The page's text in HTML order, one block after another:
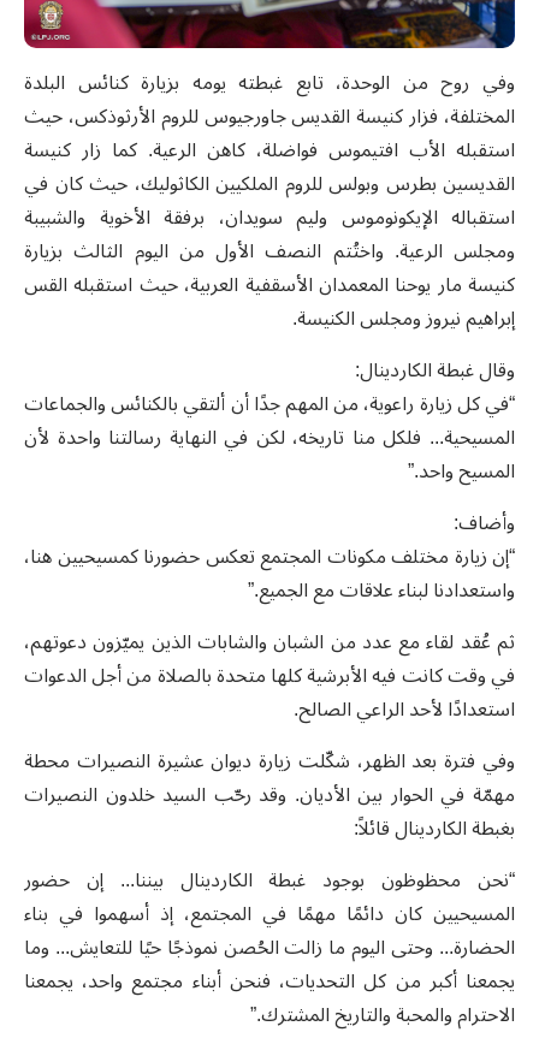
وفي روح من الوحدة، تابع غبطته يومه بزيارة كنائس البلدة
المختلفة، فزار كنيسة القديس جاورجيوس للروم الأرثوذكس، حيث
استقبله الأب افتيموس فواضلة، كاهن الرعية. كما زار كنيسة
القديسين بطرس وبولس للروم الملكيين الكاثوليك، حيث كان في
استقباله الإيكونوموس وليم سويدان، برفقة الأخوية والشبيبة
ومجلس الرعية. واختُتم النصف الأول من اليوم الثالث بزيارة
كنيسة مار يوحنا المعمدان الأسقفية العربية، حيث استقبله القس
إبراهيم نيروز ومجلس الكنيسة.
وقال غبطة الكاردينال:
“في كل زيارة راعوية، من المهم جدًا أن ألتقي بالكنائس والجماعات
المسيحية... فلكل منا تاريخه، لكن في النهاية رسالتنا واحدة لأن
المسيح واحد.”
وأضاف:
“إن زيارة مختلف مكونات المجتمع تعكس حضورنا كمسيحيين هنا،
واستعدادنا لبناء علاقات مع الجميع.”
ثم عُقد لقاء مع عدد من الشبان والشابات الذين يميّزون دعوتهم،
في وقت كانت فيه الأبرشية كلها متحدة بالصلاة من أجل الدعوات
استعدادًا لأحد الراعي الصالح.
وفي فترة بعد الظهر، شكّلت زيارة ديوان عشيرة النصيرات محطة
مهمّة في الحوار بين الأديان. وقد رحّب السيد خلدون النصيرات
بغبطة الكاردينال قائلاً:
“نحن محظوظون بوجود غبطة الكاردينال بيننا... إن حضور
المسيحيين كان دائمًا مهمًا في المجتمع، إذ أسهموا في بناء
الحضارة... وحتى اليوم ما زالت الحُصن نموذجًا حيًا للتعايش... وما
يجمعنا أكبر من كل التحديات، فنحن أبناء مجتمع واحد، يجمعنا
الاحترام والمحبة والتاريخ المشترك.”